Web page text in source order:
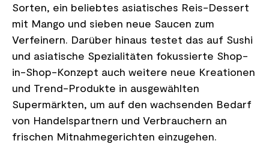
Sorten, ein beliebtes asiatisches Reis-Dessert
mit Mango und sieben neue Saucen zum
Verfeinern. Darüber hinaus testet das auf Sushi
und asiatische Spezialitäten fokussierte Shop-
in-Shop-Konzept auch weitere neue Kreationen
und Trend-Produkte in ausgewählten
Supermärkten, um auf den wachsenden Bedarf
von Handelspartnern und Verbrauchern an
frischen Mitnahmegerichten einzugehen.